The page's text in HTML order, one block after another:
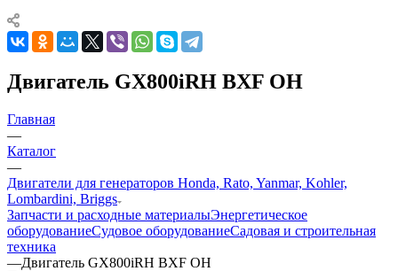
Двигатель GX800iRH BXF OH
Главная
—
Каталог
—
Двигатели для генераторов Honda, Rato, Yanmar, Kohler,
Lombardini, Briggs
Запчасти и расходные материалыЭнергетическое
оборудованиеСудовое оборудованиеСадовая и строительная
техника
—Двигатель GX800iRH BXF OH